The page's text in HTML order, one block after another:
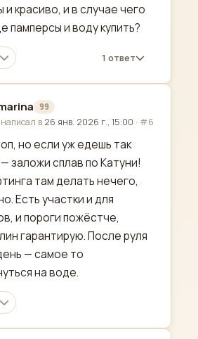
и красиво, и в случае чего
памперсы и воду купить?
1 ответ
99
написал в 26 янв. 2026 г., 15:00 · #6
но если уж едешь так
заложи сплав по Катуни!
там делать нечего,
Есть участки и для
и пороги пожёстче,
гарантирую. После руля
— самое то
на воде.